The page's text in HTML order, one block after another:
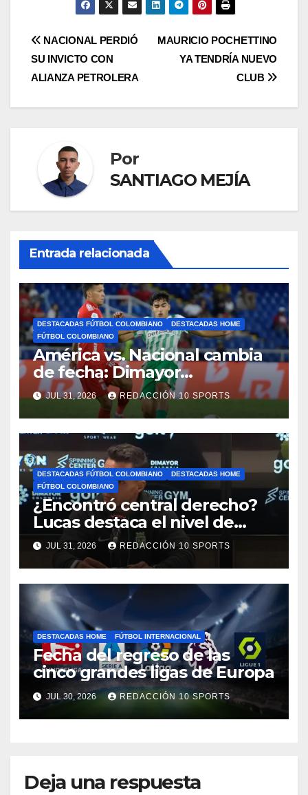
MAURICIO POCHETTINO
YA TENDRÍA NUEVO
CLUB
NACIONAL PERDIÓ
SU INVICTO CON
ALIANZA PETROLERA
Por
SANTIAGO MEJÍA
Entrada relacionada
DESTACADAS FÚTBOL COLOMBIANO
DESTACADAS HOME
FÚTBOL COLOMBIANO
América vs. Nacional cambia
de fecha: Dimayor
reprogramó el clásico por
motivos de seguridad
JUL 31, 2026 REDACCIÓN 10 SPORTS
DESTACADAS FÚTBOL COLOMBIANO
DESTACADAS HOME
FÚTBOL COLOMBIANO
¿Encontró central derecho?
Lucas destaca el nivel de
Néider Parra
JUL 31, 2026 REDACCIÓN 10 SPORTS
DESTACADAS HOME FÚTBOL INTERNACIONAL
Fecha del regreso de las
cinco grandes ligas de Europa
JUL 30, 2026 REDACCIÓN 10 SPORTS
Deja una respuesta